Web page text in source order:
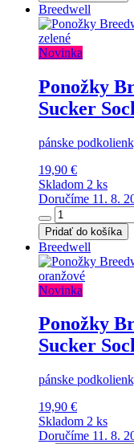
Breedwell
Novinka
Ponožky
Sucker
pánske
19,90 €
Skladom 2 ks
Doručíme 11. 8.
Pridať do košíka
Breedwell
Novinka
Ponožky
Sucker
pánske
19,90 €
Skladom 2 ks
Doručíme 11. 8.